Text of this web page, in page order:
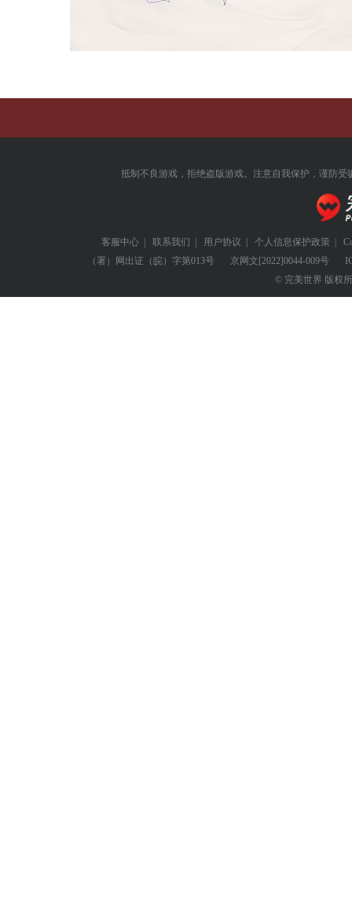
抵制不良游戏，拒绝盗版游戏。注意自我保护，谨防受
客服中心 | 联系我们 | 用户协议 | 个人信息保护政策 |
（署）网出证（皖）字第013号
京网文[2022]0044-009号
© 完美世界 版权所